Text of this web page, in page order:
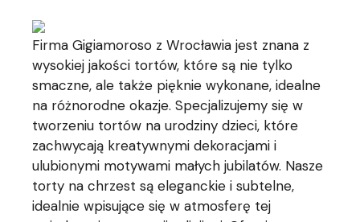
Firma Gigiamoroso z Wrocławia jest znana z
wysokiej jakości tortów, które są nie tylko
smaczne, ale także pięknie wykonane, idealne
na różnorodne okazje. Specjalizujemy się w
tworzeniu tortów na urodziny dzieci, które
zachwycają kreatywnymi dekoracjami i
ulubionymi motywami małych jubilatów. Nasze
torty na chrzest są eleganckie i subtelne,
idealnie wpisujące się w atmosferę tej